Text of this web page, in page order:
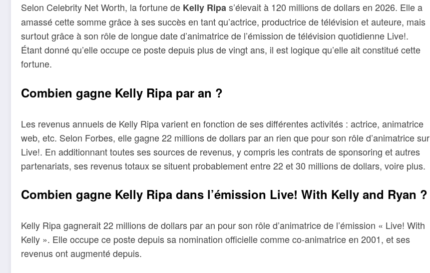
Selon Celebrity Net Worth, la fortune de Kelly Ripas’élevait à 120 millions de dollars en 2026. Elle a
amassé cette somme grâce à ses succès en tant qu’actrice, productrice de télévision et auteure, mais
surtout grâce à son rôle de longue date d’animatrice de l’émission de télévision quotidienne Live!.
Étant donné qu’elle occupe ce poste depuis plus de vingt ans, il est logique qu’elle ait constitué cette
fortune.
Combien gagne Kelly Ripa par an ?
Les revenus annuels de Kelly Ripa varient en fonction de ses différentes activités : actrice, animatrice
web, etc. Selon Forbes, elle gagne 22 millions de dollars par an rien que pour son rôle d’animatrice sur
Live!. En additionnant toutes ses sources de revenus, y compris les contrats de sponsoring et autres
partenariats, ses revenus totaux se situent probablement entre 22 et 30 millions de dollars, voire plus.
Combien gagne Kelly Ripa dans l’émission Live! With Kelly and Ryan ?
Kelly Ripa gagnerait 22 millions de dollars par an pour son rôle d’animatrice de l’émission « Live! With
Kelly ». Elle occupe ce poste depuis sa nomination officielle comme co-animatrice en 2001, et ses
revenus ont augmenté depuis.